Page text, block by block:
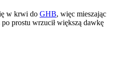
w krwi do GHB, więc mieszając
prostu wrzucił większą dawkę